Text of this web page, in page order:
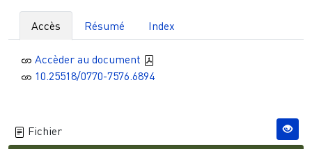
Accès Résumé Index
Accèder au document
10.25518/0770-7576.6894
Fichier